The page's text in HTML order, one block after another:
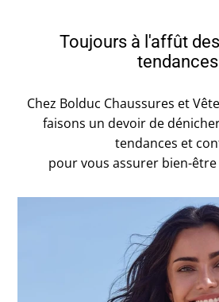
Toujours à l'affût
tendances
Chez Bolduc Chaussures et
faisons un devoir de
tendances et
pour vous assurer bien-